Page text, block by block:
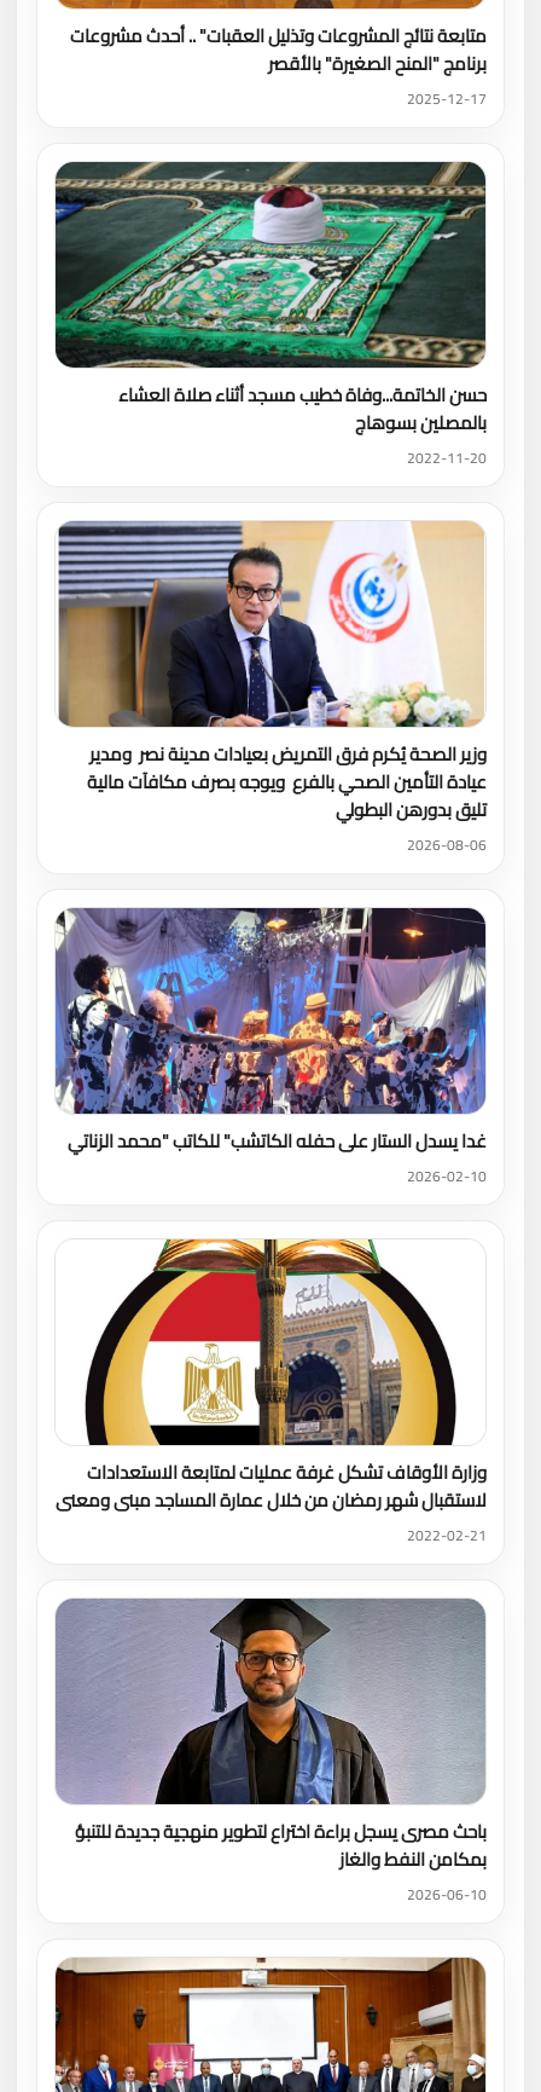
متابعة نتائج المشروعات وتذليل العقبات" .. أحدث مشروعات
برنامج "المنح الصغيرة" بالأقصر
2025-12-17
حسن الخاتمة...وفاة خطيب مسجد أثناء صلاة العشاء
بالمصلين بسوهاج
2022-11-20
وزير الصحة يُكرم فرق التمريض بعيادات مدينة نصر ومدير
عيادة التأمين الصحي بالفرع ويوجه بصرف مكافآت مالية
تليق بدورهن البطولي
2026-08-06
غدا يسدل الستار على حفله الكاتشب" للكاتب "محمد الزناتي
2026-02-10
وزارة الأوقاف تشكل غرفة عمليات لمتابعة الاستعدادات
لاستقبال شهر رمضان من خلال عمارة المساجد مبنى ومعنى
2022-02-21
باحث مصرى يسجل براءة اختراع لتطوير منهجية جديدة للتنبؤ
بمكامن النفط والغاز
2026-06-10